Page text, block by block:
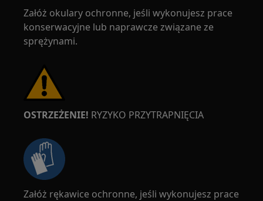
Załóż okulary ochronne, jeśli wykonujesz prace
konserwacyjne lub naprawcze związane ze
sprężynami.
OSTRZEŻENIE! RYZYKO PRZYTRAPNIĘCIA
Załóż rękawice ochronne, jeśli wykonujesz prace